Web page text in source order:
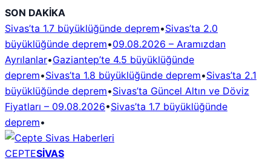
İçeriğe
geç
SON DAKİKA
Sivas’ta 1.7 büyüklüğünde deprem•Sivas’ta 2.0
büyüklüğünde deprem•09.08.2026 – Aramızdan
Ayrılanlar•Gaziantep’te 4.5 büyüklüğünde
deprem•Sivas’ta 1.8 büyüklüğünde deprem•Sivas’ta 2.1
büyüklüğünde deprem•Sivas’ta Güncel Altın ve Döviz
Fiyatları – 09.08.2026•Sivas’ta 1.7 büyüklüğünde
deprem•
CEPTESİVAS